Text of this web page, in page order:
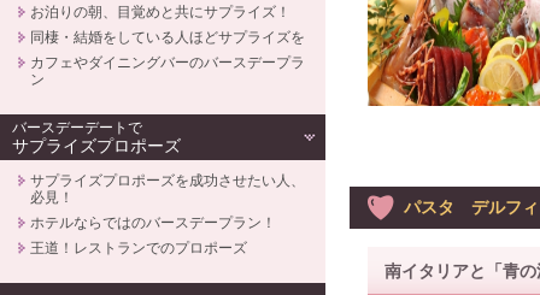
パスタ デルフィ
南イタリアと「青
お泊りの朝、目覚めと共にサプライズ！
同棲・結婚をしている人ほどサプライズを
カフェやダイニングバーのバースデープラ
ン
バースデーデートで
サプライズプロポーズ
サプライズプロポーズを成功させたい人、
必見！
ホテルならではのバースデープラン！
王道！レストランでのプロポーズ